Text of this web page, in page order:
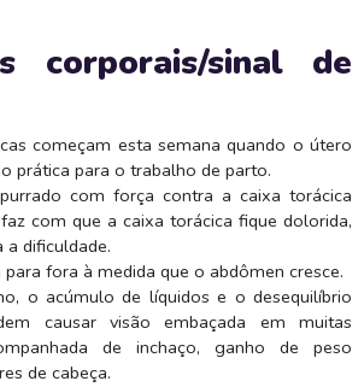
corporais/sinal de
começam esta semana quando o útero
prática para o trabalho de parto.
com força contra a caixa torácica
com que a caixa torácica fique dolorida,
a dificuldade.
fora à medida que o abdômen cresce.
o acúmulo de líquidos e o desequilíbrio
causar visão embaçada em muitas
de inchaço, ganho de peso
de cabeça.